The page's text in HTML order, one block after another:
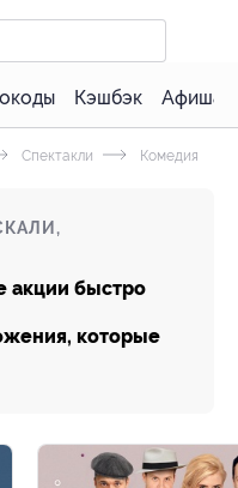
Кэшбэк Афиша
Спектакли Комедия
акции быстро
которые